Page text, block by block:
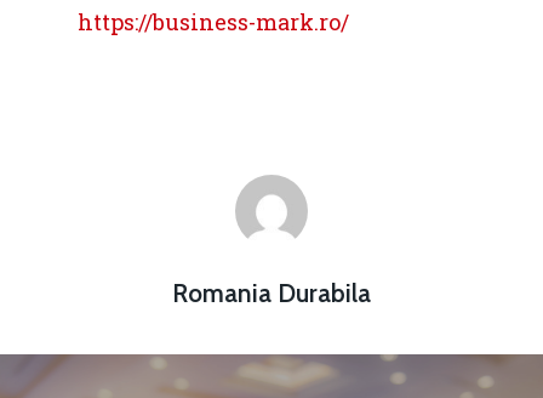
https://business-mark.ro/
Romania Durabila